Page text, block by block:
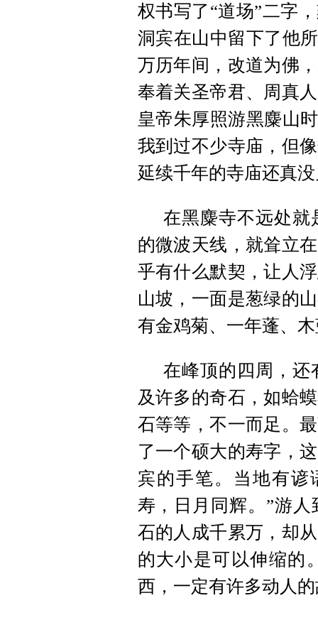
权书写了“道场”二字
洞宾在山中留下了他
万历年间，改道为佛
奉着关圣帝君、周真
皇帝朱厚照游黑麋山
我到过不少寺庙，但
延续千年的寺庙还真
在黑麋寺不远处就
的微波天线，就耸立
乎有什么默契，让人
山坡，一面是葱绿的
有金鸡菊、一年蓬、
在峰顶的四周，还
及许多的奇石，如蛤
石等等，不一而足。
了一个硕大的寿字，这
宾的手笔。当地有谚
寿，日月同辉。”游
石的人成千累万，却
的大小是可以伸缩的
西，一定有许多动人